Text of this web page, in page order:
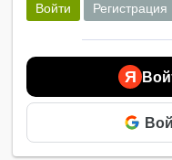
Войти Регистрация
Я